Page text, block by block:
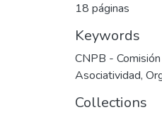
18 páginas
Keywords
CNPB -
Asociatividad,
Collections